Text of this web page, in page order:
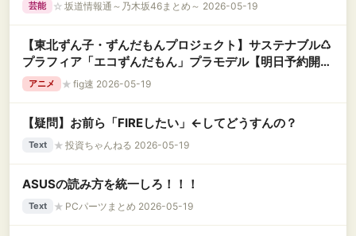
芸能 ☆ 坂道情報通～乃木坂46まとめ～ 2026-05-19
【東北ずん子・ずんだもんプロジェクト】サステナブル♺
プラフィア「エコずんだもん」プラモデル【明日予約開
始】
アニメ ★ fig速 2026-05-19
【疑問】お前ら「FIREしたい」←してどうすんの？
Text ★ 投資ちゃんねる 2026-05-19
ASUSの読み方を統一しろ！！！
Text ★ PCパーツまとめ 2026-05-19